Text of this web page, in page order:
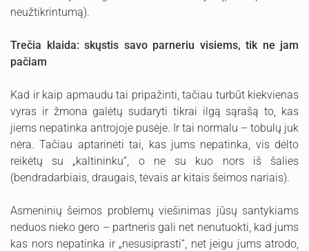
neužtikrintumą).
Trečia klaida: skųstis savo parneriu visiems, tik ne jam
pačiam
Kad ir kaip apmaudu tai pripažinti, tačiau turbūt kiekvienas
vyras ir žmona galėtų sudaryti tikrai ilgą sąrašą to, kas
jiems nepatinka antrojoje pusėje. Ir tai normalu – tobulų juk
nėra. Tačiau aptarinėti tai, kas jums nepatinka, vis dėlto
reikėtų su „kaltininku“, o ne su kuo nors iš šalies
(bendradarbiais, draugais, tėvais ar kitais šeimos nariais).
Asmeninių šeimos problemų viešinimas jūsų santykiams
neduos nieko gero – partneris gali net nenutuokti, kad jums
kas nors nepatinka ir „nesusiprasti“, net jeigu jums atrodo,